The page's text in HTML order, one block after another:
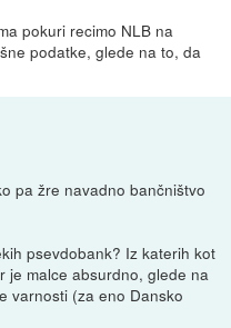
pokuri recimo NLB na
podatke, glede na to, da
pa žre navadno bančništvo
psevdobank? Iz katerih kot
je malce absurdno, glede na
varnosti (za eno Dansko